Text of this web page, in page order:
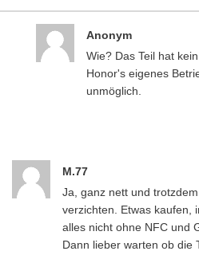
Anonym
Wie? Das Teil hat
Honor's eigenes
unmöglich.
M.77
Ja, ganz nett und
verzichten. Etwas kaufen,
alles nicht ohne NFC und
Dann lieber warten ob die